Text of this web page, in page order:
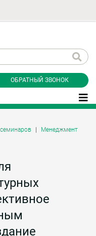
ОБРАТНЫЙ ЗВОНОК
Менеджмент
персональных